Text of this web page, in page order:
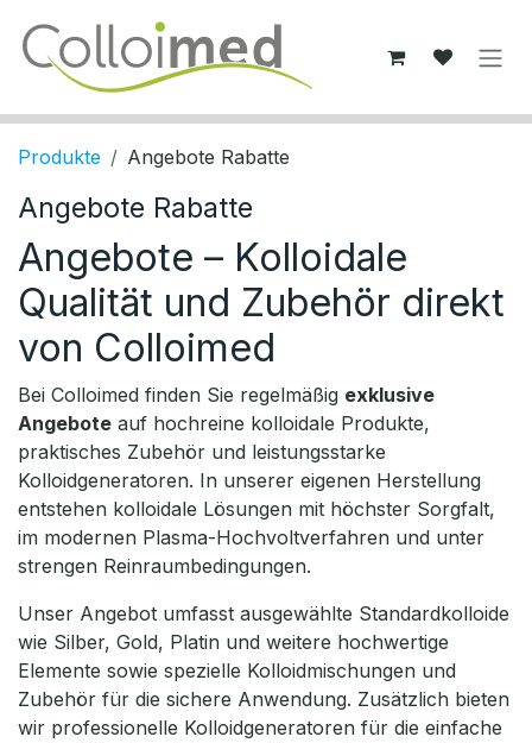
Produkte Angebote Rabatte
Angebote Rabatte
Angebote – Kolloidale
Qualität und Zubehör direkt
von Colloimed
Bei Colloimed finden Sie regelmäßig exklusive
Angebote auf hochreine kolloidale Produkte,
praktisches Zubehör und leistungsstarke
Kolloidgeneratoren. In unserer eigenen Herstellung
entstehen kolloidale Lösungen mit höchster Sorgfalt,
im modernen Plasma-Hochvoltverfahren und unter
strengen Reinraumbedingungen.
Unser Angebot umfasst ausgewählte Standardkolloide
wie Silber, Gold, Platin und weitere hochwertige
Elemente sowie spezielle Kolloidmischungen und
Zubehör für die sichere Anwendung. Zusätzlich bieten
wir professionelle Kolloidgeneratoren für die einfache